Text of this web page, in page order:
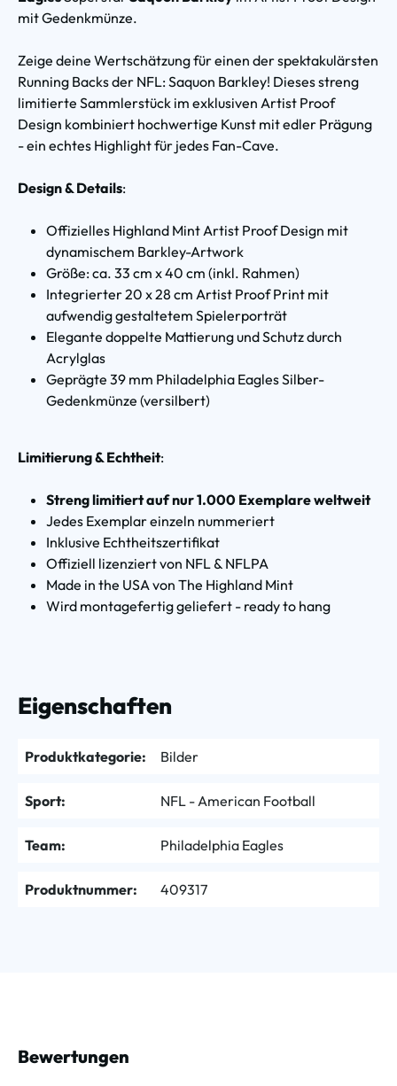
mit Gedenkmünze.
Zeige deine Wertschätzung für einen der spektakulärsten
Running Backs der NFL: Saquon Barkley! Dieses streng
limitierte Sammlerstück im exklusiven Artist Proof
Design kombiniert hochwertige Kunst mit edler Prägung
- ein echtes Highlight für jedes Fan-Cave.
Design & Details:
Offizielles Highland Mint Artist Proof Design mit
dynamischem Barkley-Artwork
Größe: ca. 33 cm x 40 cm (inkl. Rahmen)
Integrierter 20 x 28 cm Artist Proof Print mit
aufwendig gestaltetem Spielerporträt
Elegante doppelte Mattierung und Schutz durch
Acrylglas
Geprägte 39 mm Philadelphia Eagles Silber-
Gedenkmünze (versilbert)
Limitierung & Echtheit:
Streng limitiert auf nur 1.000 Exemplare weltweit
Jedes Exemplar einzeln nummeriert
Inklusive Echtheitszertifikat
Offiziell lizenziert von NFL & NFLPA
Made in the USA von The Highland Mint
Wird montagefertig geliefert - ready to hang
Eigenschaften
Produktkategorie: Bilder
Sport: NFL - American Football
Team: Philadelphia Eagles
Produktnummer: 409317
Bewertungen